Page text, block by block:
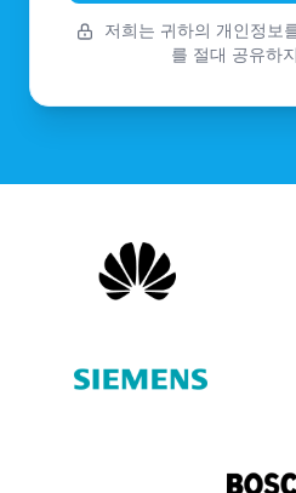
저희는 귀하의 개인정보
를 절대 공유하